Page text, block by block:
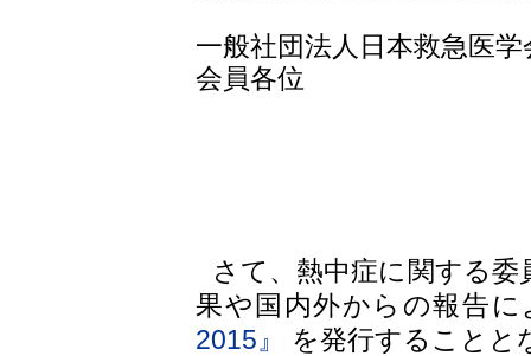
一般社団法人日本救急医学
会員各位
さて、熱中症に関する
果や国内外からの報告に
2015』
を発行することと